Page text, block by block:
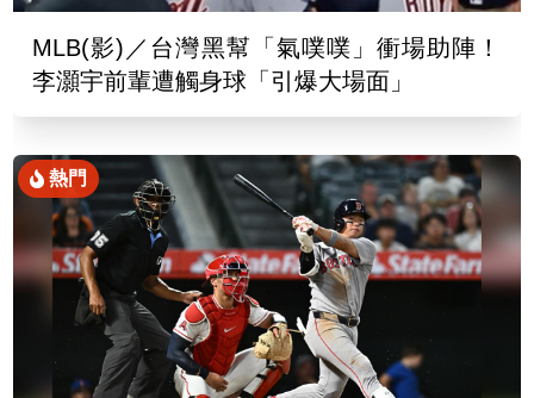
MLB(影)／台灣黑幫「氣噗噗」衝場助陣！
李灝宇前輩遭觸身球「引爆大場面」
熱門